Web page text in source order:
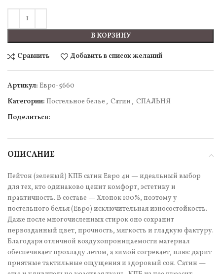
В КОРЗИНУ
Сравнить Добавить в список желаний
Артикул: Евро-5660
Категории: Постельное белье , Сатин , СПАЛЬНЯ
Поделиться:
ОПИСАНИЕ
Пейтон (зеленый) КПБ сатин Евро 4н — идеальный выбор
для тех, кто одинаково ценит комфорт, эстетику и
практичность. В составе — Хлопок 100%, поэтому у
постельного белья (Евро) исключительная износостойкость.
Даже после многочисленных стирок оно сохранит
первозданный цвет, прочность, мягкость и гладкую фактуру.
Благодаря отличной воздухопроницаемости материал
обеспечивает прохладу летом, а зимой согревает, плюс дарит
приятные тактильные ощущения и здоровый сон. Сатин —